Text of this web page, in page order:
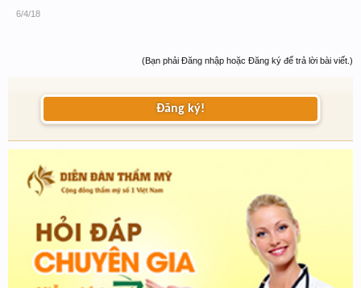
6/4/18
(Bạn phải Đăng nhập hoặc Đăng ký để trả lời bài viết.)
Đăng ký!